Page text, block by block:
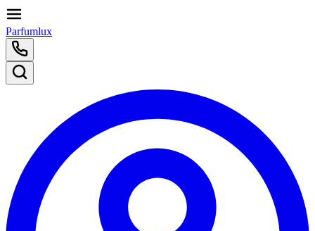
Parfumlux